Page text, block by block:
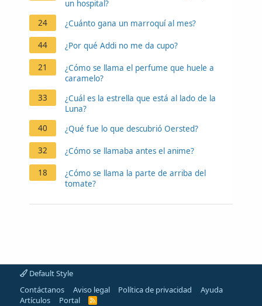
un hospital?
24
¿Cuánto gana un marroquí al mes?
44 ¿Por qué Addi no me da cupo?
21
¿Cómo se llama el perfume que huele a
caramelo?
33
¿Cuál es la estrella que está al lado de la
Luna?
40
¿Qué fue lo que descubrió Oersted?
32 ¿Cómo se llamaba antes el anime?
18
¿Cómo se llama la parte de arriba del
tomate?
Default Style
Contáctanos
Aviso legal Política de privacidad
Ayuda
Artículos
Portal
R